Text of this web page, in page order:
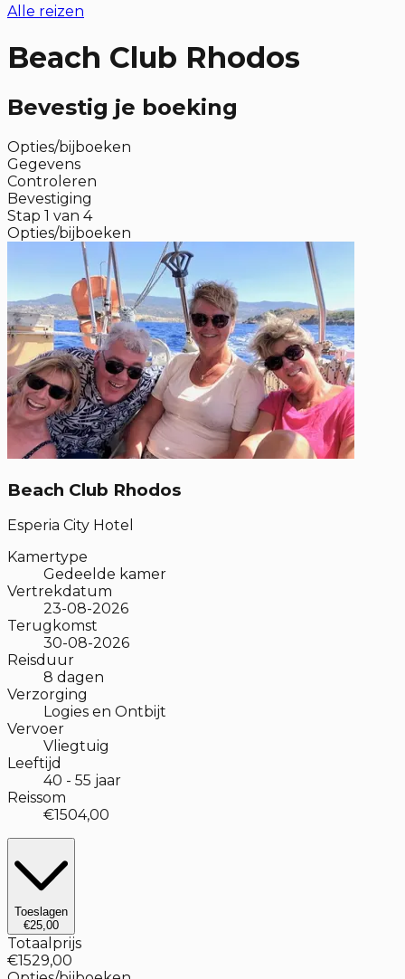
Alle reizen
Beach Club Rhodos
Bevestig je boeking
Opties/bijboeken
Gegevens
Controleren
Bevestiging
Stap 1 van 4
Opties/bijboeken
Beach Club Rhodos
Esperia City Hotel
Kamertype
Gedeelde kamer
Vertrekdatum
23-08-2026
Terugkomst
30-08-2026
Reisduur
8 dagen
Verzorging
Logies en Ontbijt
Vervoer
Vliegtuig
Leeftijd
40 - 55 jaar
Reissom
€1504,00
Toeslagen
€25,00
Totaalprijs
€1529,00